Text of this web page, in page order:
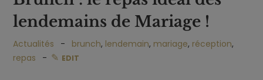
lendemains de Mariage !
Actualités brunch, lendemain, mariage, réception,
repas
EDIT